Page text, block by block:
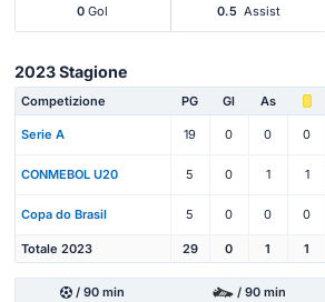
0 Gol 0.5 Assist
2023 Stagione
Competizione PG Gl As
Serie A 19 0 0 0
CONMEBOL U20 5 0 1 1
Copa do Brasil 5 0 0 0
Totale 2023 29 0 1 1
/ 90 min / 90 min